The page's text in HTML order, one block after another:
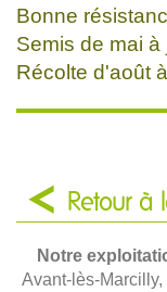
Bonne
Semis de mai à
Récolte d'août
Retour à
Notre
Avant-lès-